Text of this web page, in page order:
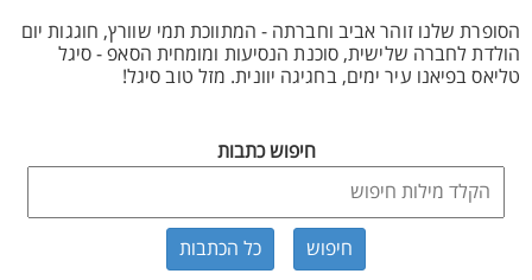
הסופרת שלנו זוהר אביב וחברתה - המתווכת תמי שוורץ, חוגגות יום
הולדת לחברה שלישית, סוכנת הנסיעות ומומחית הסאפ - סיגל
טליאס בפיאנו עיר ימים, בחגיגה יוונית. מזל טוב סיגל!
חיפוש כתבות
כל הכתבות